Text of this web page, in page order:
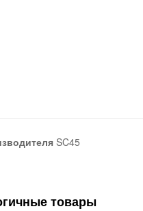
SC45
товары